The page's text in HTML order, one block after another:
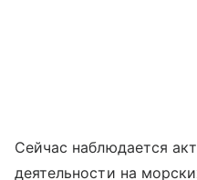
Сейчас наблюдается
деятельности на